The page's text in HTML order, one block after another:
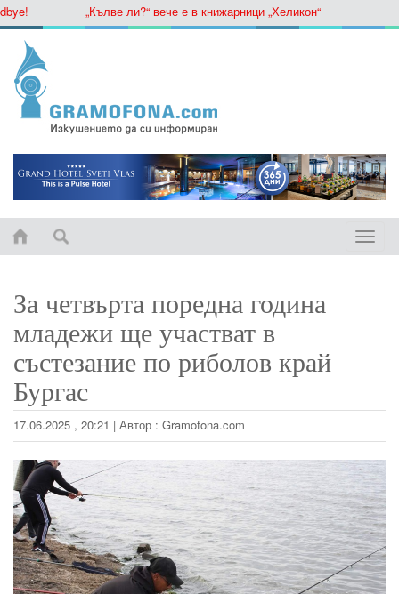
„Кълве ли?“ вече е в книжарници „Хеликон“
Toggle
За четвърта поредна година
младежи ще участват в
състезание по риболов край
Бургас
17.06.2025 , 20:21 | Автор : Gramofona.com